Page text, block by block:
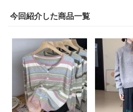
今回紹介した商品一覧